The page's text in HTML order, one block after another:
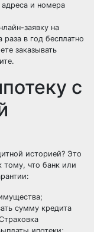
и номера
заявку на
в год бесплатно
заказывать
с
историей? Это
тому, что банк или
сумму кредита